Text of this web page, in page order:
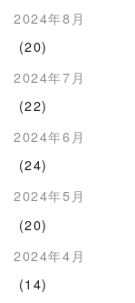
2024年8月
(20)
2024年7月
(22)
2024年6月
(24)
2024年5月
(20)
2024年4月
(14)